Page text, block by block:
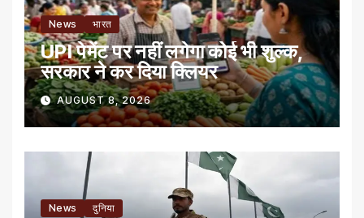
News भारत
UPI पेमेंट पर नहीं लगेगा कोई भी शुल्क,
सरकार ने कर दिया क्लियर
AUGUST 8, 2026
News दुनिया